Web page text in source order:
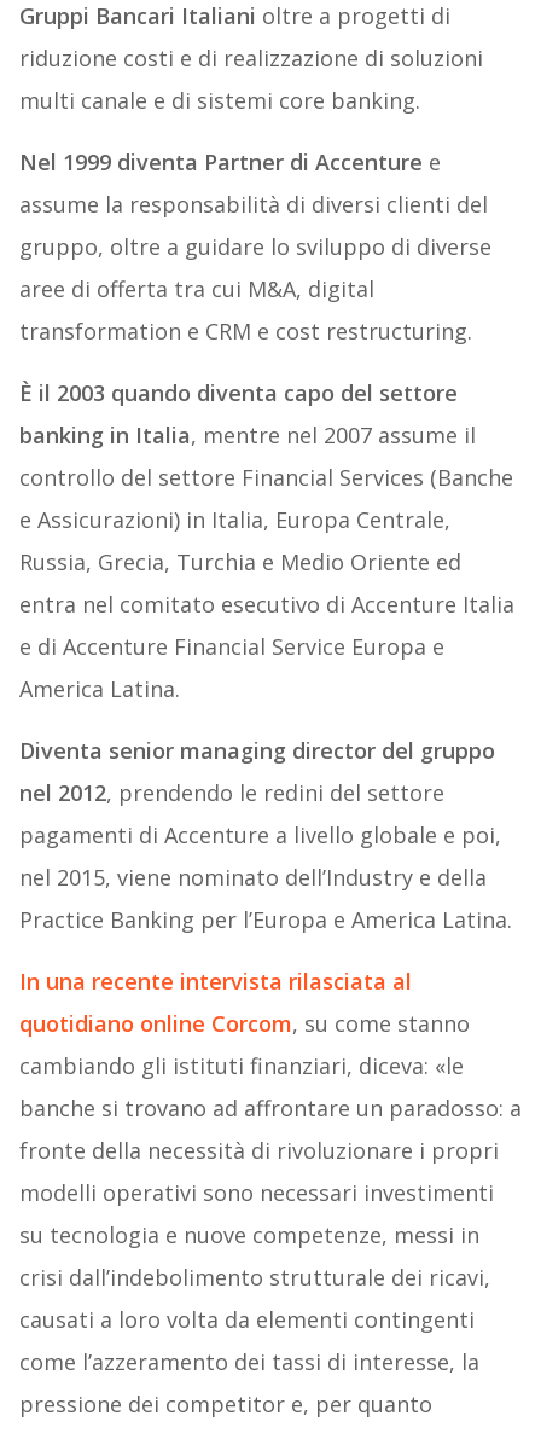
Gruppi Bancari Italiani oltre a progetti di
riduzione costi e di realizzazione di soluzioni
multi canale e di sistemi core banking.
Nel 1999 diventa Partner di Accenture e
assume la responsabilità di diversi clienti del
gruppo, oltre a guidare lo sviluppo di diverse
aree di offerta tra cui M&A, digital
transformation e CRM e cost restructuring.
È il 2003 quando diventa capo del settore
banking in Italia, mentre nel 2007 assume il
controllo del settore Financial Services (Banche
e Assicurazioni) in Italia, Europa Centrale,
Russia, Grecia, Turchia e Medio Oriente ed
entra nel comitato esecutivo di Accenture Italia
e di Accenture Financial Service Europa e
America Latina.
Diventa senior managing director del gruppo
nel 2012, prendendo le redini del settore
pagamenti di Accenture a livello globale e poi,
nel 2015, viene nominato dell’Industry e della
Practice Banking per l’Europa e America Latina.
In una recente intervista rilasciata al
quotidiano online Corcom, su come stanno
cambiando gli istituti finanziari, diceva: «le
banche si trovano ad affrontare un paradosso: a
fronte della necessità di rivoluzionare i propri
modelli operativi sono necessari investimenti
su tecnologia e nuove competenze, messi in
crisi dall’indebolimento strutturale dei ricavi,
causati a loro volta da elementi contingenti
come l’azzeramento dei tassi di interesse, la
pressione dei competitor e, per quanto